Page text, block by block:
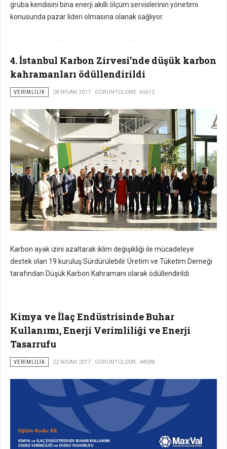
gruba kendisini bina enerji akıllı ölçüm servislerinin yönetimi
konusunda pazar lideri olmasına olanak sağlıyor.
4. İstanbul Karbon Zirvesi’nde düşük karbon
kahramanları ödüllendirildi
VERIMLILIK 28 NISAN 2017 GÖRÜNTÜLEME: 65612
Karbon ayak izini azaltarak iklim değişikliği ile mücadeleye
destek olan 19 kuruluş Sürdürülebilir Üretim ve Tüketim Derneği
tarafından Düşük Karbon Kahramanı olarak ödüllendirildi.
Kimya ve İlaç Endüstrisinde Buhar
Kullanımı, Enerji Verimliliği ve Enerji
Tasarrufu
VERIMLILIK 22 NISAN 2017 GÖRÜNTÜLEME: 48588